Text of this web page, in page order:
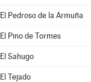
El Pedroso de la Armuña
El Pino de Tormes
El Sahugo
El Tejado